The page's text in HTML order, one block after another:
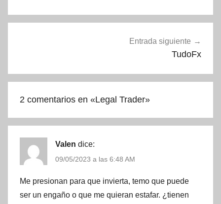
Entrada siguiente
TudoFx
2 comentarios en «Legal Trader»
Valen dice:
09/05/2023 a las 6:48 AM
Me presionan para que invierta, temo que puede
ser un engaño o que me quieran estafar. ¿tienen